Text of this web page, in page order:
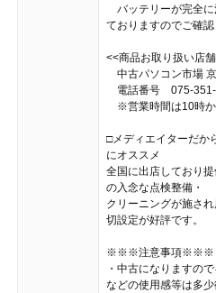
バッテリーが完全に
ておりますのでご確認
<<商品お取り扱い店
中古パソコン市場 京
電話番号 075-
※営業時間は10時か
□メディエイターだか
にオススメ
全国に出店しており
の入念な点検整備・
クリーニングが施さ
切設定が好評です。
※※※注意事項※※※
・中古になりますの
などの使用感等は多少